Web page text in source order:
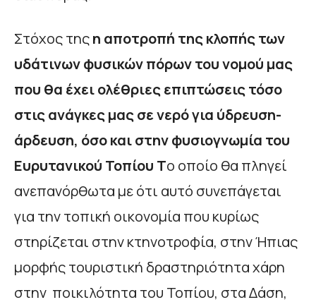
Στόχος τηςη αποτροπή της κλοπής των
υδάτινων φυσικών πόρων του νομού μας
που θα έχει ολέθριες επιπτώσεις τόσο
στις ανάγκες μας σε νερό για ύδρευση-
άρδευση, όσο και στην φυσιογνωμία του
Ευρυτανικού Τοπίου Το οποίο θα πληγεί
ανεπανόρθωτα με ότι αυτό συνεπάγεται
για την τοπική οικονομία που κυρίως
στηρίζεται στην κτηνοτροφία, στην Ήπιας
μορφής τουριστική δραστηριότητα χάρη
στην ποικιλότητα του Τοπίου, στα Δάση,